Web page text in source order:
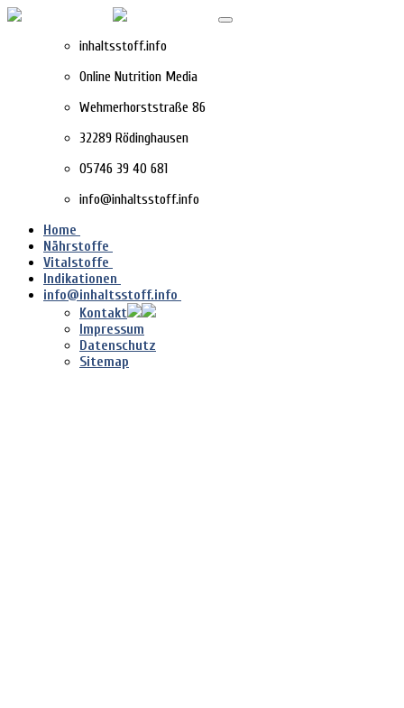
inhaltsstoff.info
Online Nutrition Media
Wehmerhorststraße 86
32289 Rödinghausen
05746 39 40 681
info@inhaltsstoff.info
Home
Nährstoffe
Vitalstoffe
Indikationen
info@inhaltsstoff.info
Kontakt
Impressum
Datenschutz
Sitemap